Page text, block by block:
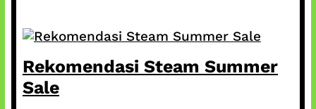
Rekomendasi Steam Summer
Sale